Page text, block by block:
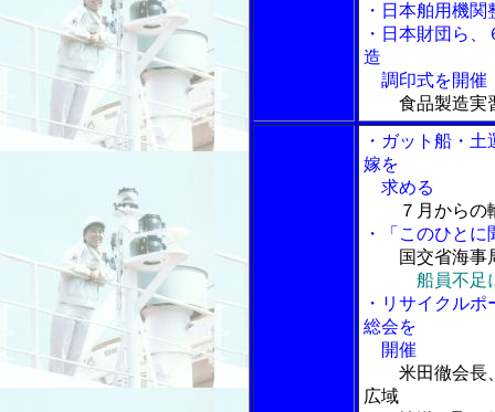
・日本舶用機
・日本財団ら
造
調印式を開催
食品製造実
・ガット船・
嫁を
求める
７月から
・「このひとに
国交省海
船員不足
・リサイクル
総会を
開催
米田徹会長
広域